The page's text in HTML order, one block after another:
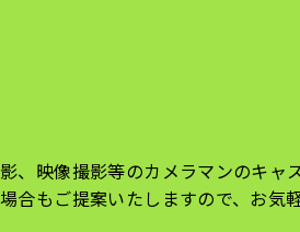
、映像撮影等のカメラマンのキャ
合もご提案いたしますので、お気